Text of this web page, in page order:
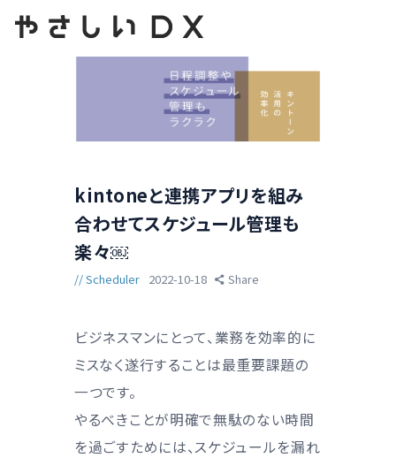
kintoneと連携アプリを組み
合わせてスケジュール管理も
楽々￼
Scheduler 2022-10-18 Share
ビジネスマンにとって、業務を効率的に
ミスなく遂行することは最重要課題の
一つです。
やるべきことが明確で無駄のない時間
を過ごすためには、スケジュールを漏れ